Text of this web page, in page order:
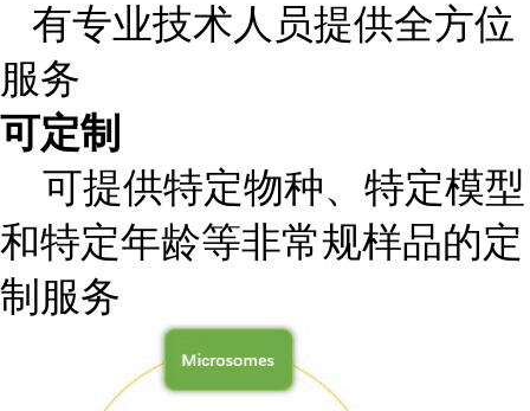
有专业技术人员提供全方位
服务
可定制
可提供特定物种、特定模型
和特定年龄等非常规样品的定
制服务